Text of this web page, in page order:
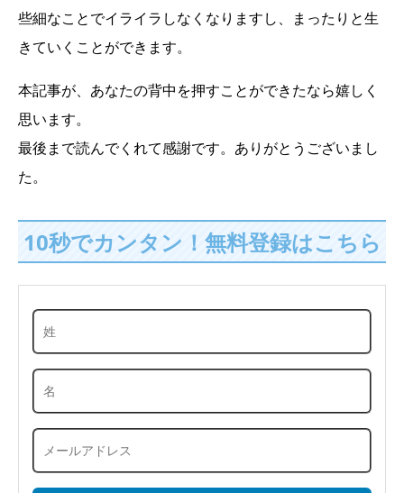
些細なことでイライラしなくなりますし、まったりと生
きていくことができます。
本記事が、あなたの背中を押すことができたなら嬉しく
思います。
最後まで読んでくれて感謝です。ありがとうございまし
た。
10秒でカンタン！無料登録はこちら